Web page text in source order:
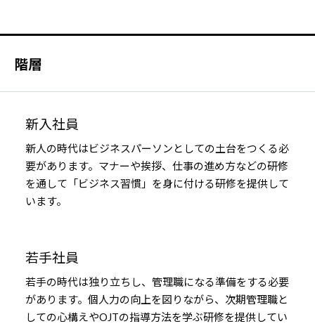
階層
新入社員
新人の時代はビジネスパーソンとしての土台をつくる必
要があります。マナーや挨拶、仕事の進め方などの研修
を通して「ビジネス習慣」を身に付ける研修を提供して
います。
若手社員
若手の時代は独り立ちし、管理職になる準備をする必要
があります。個人力の向上を図りながら、次期管理職と
しての心構えやOJTの指導方法を学ぶ研修を提供してい